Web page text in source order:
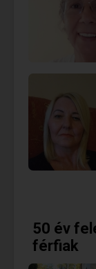
50 év
férfiak